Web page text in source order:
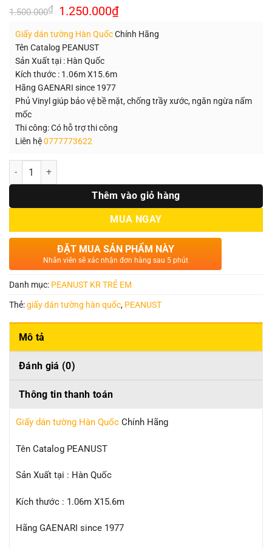
1.500.000₫ Giá
gốc
1.500.000₫.
1.250.000₫Giá
hiện
là:
Giấy dán tường Hàn QuốcChính Hãng
Tên Catalog PEANUST
Sản Xuất tại : Hàn Quốc
Kích thước : 1.06m X15.6m
Hãng GAENARI since 1977
Phủ Vinyl giúp bảo vệ bề mặt, chống trầy xước, ngăn ngừa nấm
mốc
Thi công: Có hỗ trợ thi công
Liên hệ0777773622
Số lượng
Thêm vào giỏ hàng
MUA NGAY
ĐẶT MUA SẢN PHẨM NÀY
Nhân viên sẽ xác nhận đơn hàng sau 5 phút
Danh mục: PEANUST KR TRẺ EM
Thẻ:giấy dán tường hàn quốc, PEANUST
Mô tả
Đánh giá (0)
Thông tin thanh toán
Giấy dán tường Hàn Quốc Chính Hãng
Tên Catalog PEANUST
Sản Xuất tại : Hàn Quốc
Kích thước : 1.06m X15.6m
Hãng GAENARI since 1977